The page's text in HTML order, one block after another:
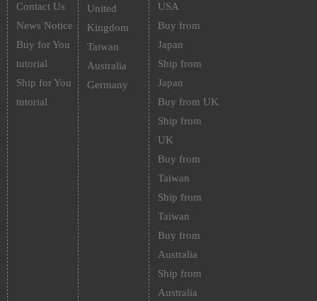
Contact Us
News Notice
Buy for You
tutorial
Ship for You
tutorial
United
Kingdom
Taiwan
Australia
Germany
USA
Buy from
Japan
Ship from
Japan
Buy from UK
Ship from
UK
Buy from
Taiwan
Ship from
Taiwan
Buy from
Australia
Ship from
Australia